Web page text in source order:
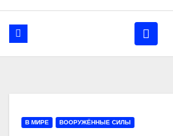
В МИРЕ ВООРУЖЁННЫЕ СИЛЫ